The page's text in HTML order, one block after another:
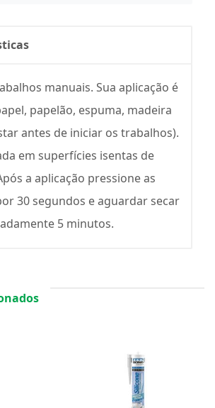
manuais. Sua aplicação é
papelão, espuma, madeira
antes de iniciar os trabalhos).
em superfícies isentas de
a aplicação pressione as
30 segundos e aguardar secar
5 minutos.